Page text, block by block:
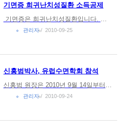
기면증 희귀난치성질환 소득공제
관리자 2010-09-25
신홍범박사, 유럽수면학회 참석
관리자 2010-09-24